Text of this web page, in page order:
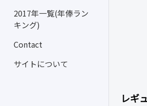
2017年一覧(年俸ラン
キング)
Contact
サイトについて
レギ